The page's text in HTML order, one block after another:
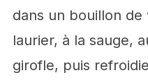
dans un bouillon
laurier, à la sauge,
girofle, puis